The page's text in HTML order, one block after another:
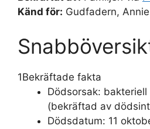
Känd för: Gudfadern,
1Bekräftade fakta
Dödsorsak:
(bekräftad av
Dödsdatum: 11